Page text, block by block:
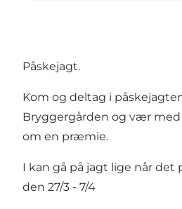
Påskejagt.
Kom og deltag i
Bryggergården og vær
om en præmie.
I kan gå på jagt lige når det
den 27/3 - 7/4